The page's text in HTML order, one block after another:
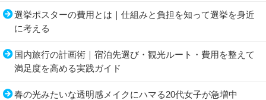
選挙ポスターの費用とは｜仕組みと負担を知って選挙を身近
に考える
国内旅行の計画術｜宿泊先選び・観光ルート・費用を整えて
満足度を高める実践ガイド
春の光みたいな透明感メイクにハマる20代女子が急増中